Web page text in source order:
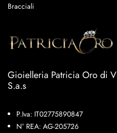
Gioielleria Patricia Oro di
S.a.s
P.Iva: IT02775890847
N° REA: AG-205726
Bracciali